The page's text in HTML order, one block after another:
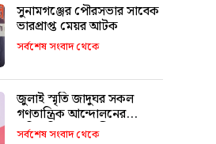
সুনামগঞ্জের পৌরসভার সাবেক
ভারপ্রাপ্ত মেয়র আটক
সর্বশেষ সংবাদ থেকে
জুলাই স্মৃতি জাদুঘর সকল
গণতান্ত্রিক আন্দোলনের
প্রতিচ্ছবি: প্রধানমন্ত্রী
সর্বশেষ সংবাদ থেকে